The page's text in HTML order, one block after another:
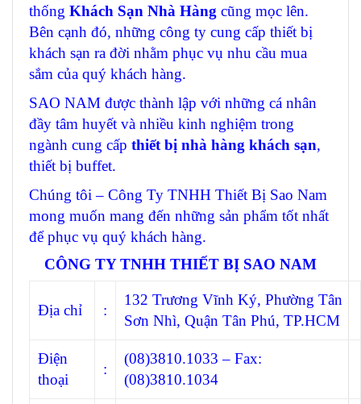
thống Khách Sạn Nhà Hàng cũng mọc lên.
Bên cạnh đó, những công ty cung cấp thiết bị
khách sạn ra đời nhằm phục vụ nhu cầu mua
sắm của quý khách hàng.
SAO NAM được thành lập với những cá nhân
đầy tâm huyết và nhiều kinh nghiệm trong
ngành cung cấp thiết bị nhà hàng khách sạn,
thiết bị buffet.
Chúng tôi – Công Ty TNHH Thiết Bị Sao Nam
mong muốn mang đến những sản phẩm tốt nhất
để phục vụ quý khách hàng.
CÔNG TY TNHH THIẾT BỊ SAO NAM
Địa chỉ :
132 Trương Vĩnh Ký, Phường Tân
Sơn Nhì, Quận Tân Phú, TP.HCM
Điện
thoại
:
(08)3810.1033 – Fax:
(08)3810.1034